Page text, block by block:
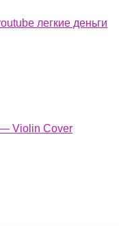
легкие деньги
Violin Cover